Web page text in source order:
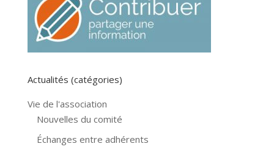
Actualités (catégories)
Vie de l'association
Nouvelles du comité
Échanges entre adhérents